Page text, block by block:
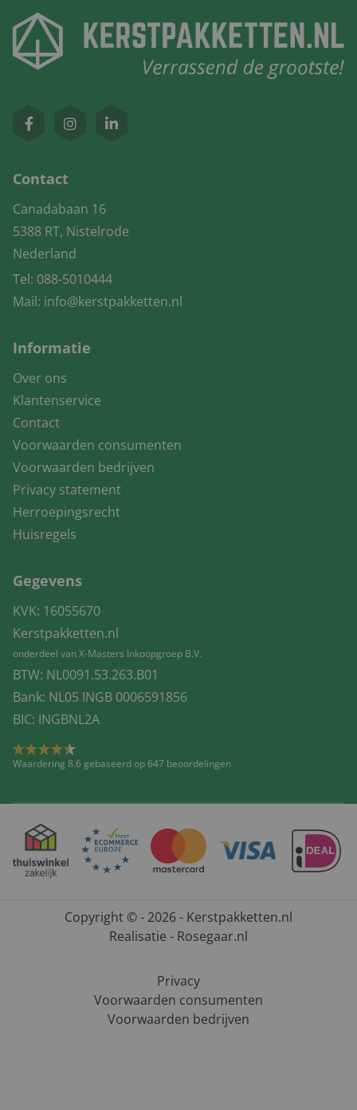
Contact
Canadabaan 16
5388 RT, Nistelrode
Nederland
Tel: 088-5010444
Mail: info@kerstpakketten.nl
Informatie
Over ons
Klantenservice
Contact
Voorwaarden consumenten
Voorwaarden bedrijven
Privacy statement
Herroepingsrecht
Huisregels
Gegevens
KVK: 16055670
Kerstpakketten.nl
onderdeel van X-Masters Inkoopgroep B.V.
BTW: NL0091.53.263.B01
Bank: NL05 INGB 0006591856
BIC: INGBNL2A
Waardering 8.6 gebaseerd op 647 beoordelingen
Copyright © - 2026 - Kerstpakketten.nl
Realisatie - Rosegaar.nl
Privacy
Voorwaarden consumenten
Voorwaarden bedrijven